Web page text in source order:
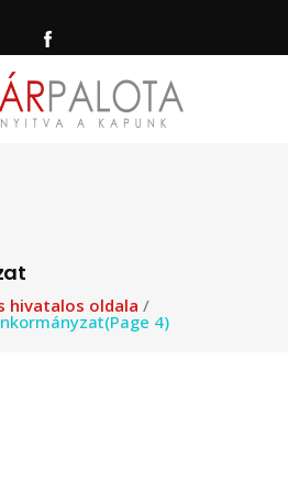
hivatalos oldala /
(Page 4)